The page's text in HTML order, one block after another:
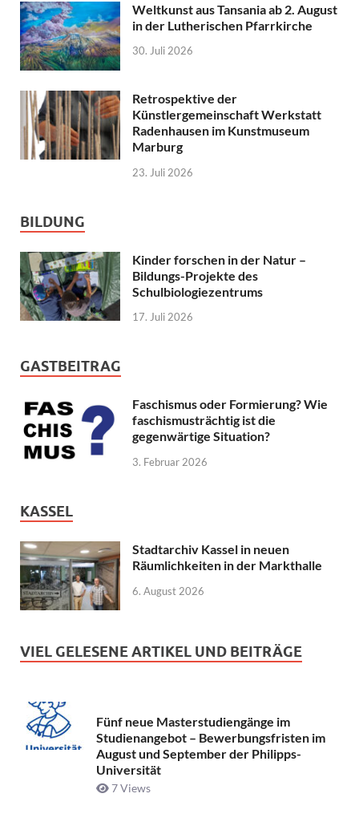
Weltkunst aus Tansania ab 2. August
in der Lutherischen Pfarrkirche
30. Juli 2026
Retrospektive der
Künstlergemeinschaft Werkstatt
Radenhausen im Kunstmuseum
Marburg
23. Juli 2026
BILDUNG
Kinder forschen in der Natur –
Bildungs-Projekte des
Schulbiologiezentrums
17. Juli 2026
GASTBEITRAG
Faschismus oder Formierung? Wie
faschismusträchtig ist die
gegenwärtige Situation?
3. Februar 2026
KASSEL
Stadtarchiv Kassel in neuen
Räumlichkeiten in der Markthalle
6. August 2026
VIEL GELESENE ARTIKEL UND BEITRÄGE
Fünf neue Masterstudiengänge im
Studienangebot – Bewerbungsfristen im
August und September der Philipps-
Universität
7 Views